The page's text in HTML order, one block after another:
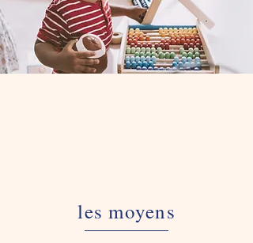
les moyens